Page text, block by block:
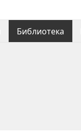
Библиотека